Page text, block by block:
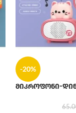
-20%
მიკროფონი-